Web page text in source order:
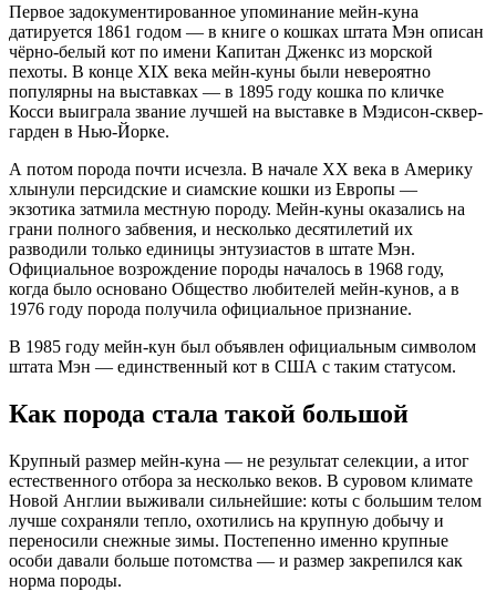
Первое задокументированное упоминание мейн-куна
датируется 1861 годом — в книге о кошках штата Мэн описан
чёрно-белый кот по имени Капитан Дженкс из морской
пехоты. В конце XIX века мейн-куны были невероятно
популярны на выставках — в 1895 году кошка по кличке
Косси выиграла звание лучшей на выставке в Мэдисон-сквер-
гарден в Нью-Йорке.
А потом порода почти исчезла. В начале XX века в Америку
хлынули персидские и сиамские кошки из Европы —
экзотика затмила местную породу. Мейн-куны оказались на
грани полного забвения, и несколько десятилетий их
разводили только единицы энтузиастов в штате Мэн.
Официальное возрождение породы началось в 1968 году,
когда было основано Общество любителей мейн-кунов, а в
1976 году порода получила официальное признание.
В 1985 году мейн-кун был объявлен официальным символом
штата Мэн — единственный кот в США с таким статусом.
Как порода стала такой большой
Крупный размер мейн-куна — не результат селекции, а итог
естественного отбора за несколько веков. В суровом климате
Новой Англии выживали сильнейшие: коты с большим телом
лучше сохраняли тепло, охотились на крупную добычу и
переносили снежные зимы. Постепенно именно крупные
особи давали больше потомства — и размер закрепился как
норма породы.